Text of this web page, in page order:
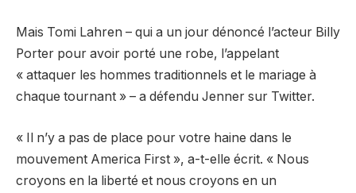
Mais Tomi Lahren – qui a un jour dénoncé l’acteur Billy
Porter pour avoir porté une robe, l’appelant
« attaquer les hommes traditionnels et le mariage à
chaque tournant » – a défendu Jenner sur Twitter.
« Il n’y a pas de place pour votre haine dans le
mouvement America First », a-t-elle écrit. « Nous
croyons en la liberté et nous croyons en un